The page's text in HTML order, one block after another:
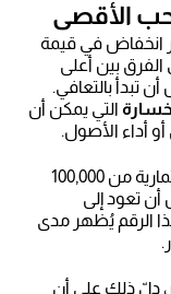
الأقصى
انخفاض في قيمة
الفرق بين أعلى
تبدأ بالتعافي.
التي يمكن أن
أداء الأصول.
على سبيل المثال، إذا ارتفعت محفظة استثمارية من 100,000
ثم تراجعت إلى 90,000 قبل أن تعود إلى
الرقم يُظهر مدى
دلّ ذلك على أن